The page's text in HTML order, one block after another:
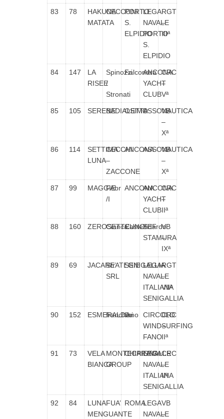
83 78
HAKUNA
MATATA
CECCONIPORTO
S.
ELPIDIO
LEGA
NAVALE
PORTO
S.
ELPIDIO
RGT
–
IIIª
84 147
LA
RISEE
Spinozzi
/
Stronati
FalconaraANCONA
YACHT
CLUB
CRC
–
Vª
85 105 SERENE’BADIALETTI
OSIMOASSONAUTICA
VB
–
Xª
86 114
SETTIMA
LUNA
CECCHI
–
ZACCONE
ANCONAASSONAUTICA
VB
–
Xª
87 99 MAGGIE
FAbr
/I
ANCONAANCONA
YACHT
CLUB
CRC
–
IIª
88 160 ZEROSETTEUNO
CiancaCastelfidardo
SEF
STAMURA
VB
–
IXª
89 69 JACARE’StrATEGIE
SRL
SENIGALLIA
LEGA
NAVALE
ITALIANA
SENIGALLIA
RGT
–
VIIª
90 152 ESMERALDA
franchini
fano CIRCOLO
WINDSURFING
FANO
CRC
–
IIª
91 73
VELA
BIANCA
MONTECRISTO
GROUP
CHIARAVALLE
LEGA
NAVALE
ITALIANA
SENIGALLIA
CRC
–
IIª
92 84
LUNA
MENGUANTE
FUA’ ROMALEGA
NAVALE
VB
–